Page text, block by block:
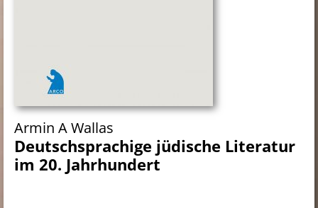
Armin A Wallas
Deutschsprachige jüdische Literatur
im 20. Jahrhundert